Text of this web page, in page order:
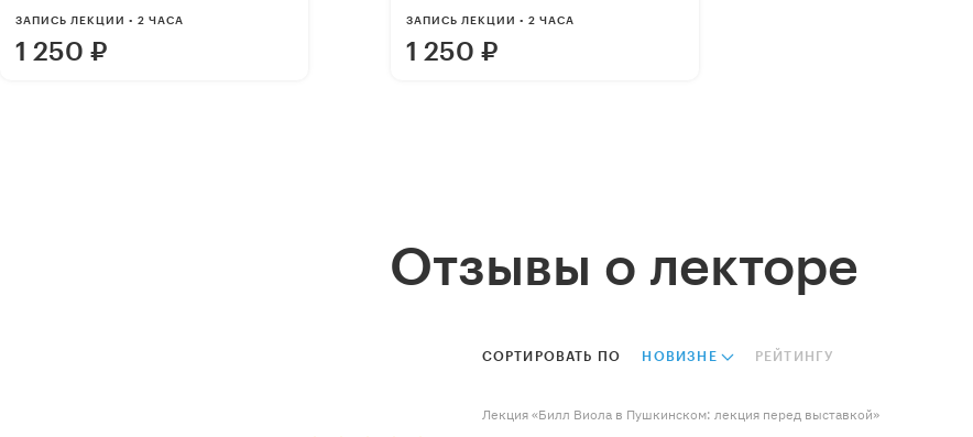
ЗАПИСЬ ЛЕКЦИИ • 2 ЧАСА
1 250 ₽
ЗАПИСЬ ЛЕКЦИИ • 2 ЧАСА
1 250 ₽
Отзывы о лекторе
СОРТИРОВАТЬ ПО НОВИЗНЕ РЕЙТИНГУ
Лекция «Билл Виола в Пушкинском: лекция перед выставкой»